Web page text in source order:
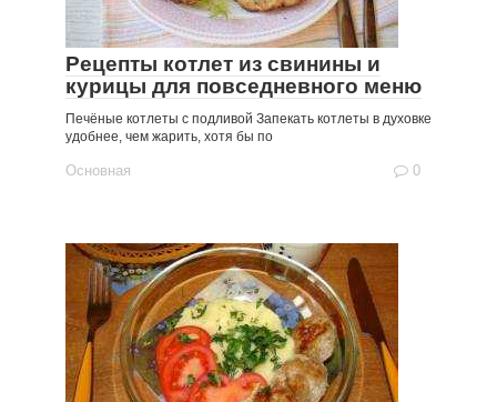
Рецепты котлет из свинины и
курицы для повседневного меню
Печёные котлеты с подливой Запекать котлеты в духовке
удобнее, чем жарить, хотя бы по
Основная 0